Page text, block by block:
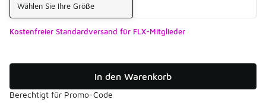
Wählen Sie Ihre Größe
Kostenfreier Standardversand für FLX-Mitglieder
In den Warenkorb
Berechtigt für Promo-Code